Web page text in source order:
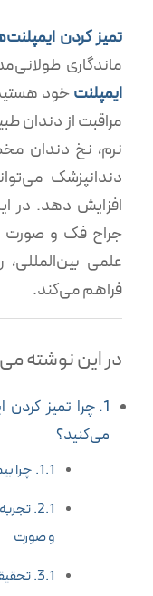
تمیز کردن
ماندگاری
ایمپلنتخود
مراقبت از دندان
نرم، نخ دندان
دندانپزشک
افزایش دهد. در
جراح فک و صورت
علمی بین‌المللی،
فراهم می‌کند.
در این نوشته
چرا تمیز
می‌کنید؟
چرا
و صورت